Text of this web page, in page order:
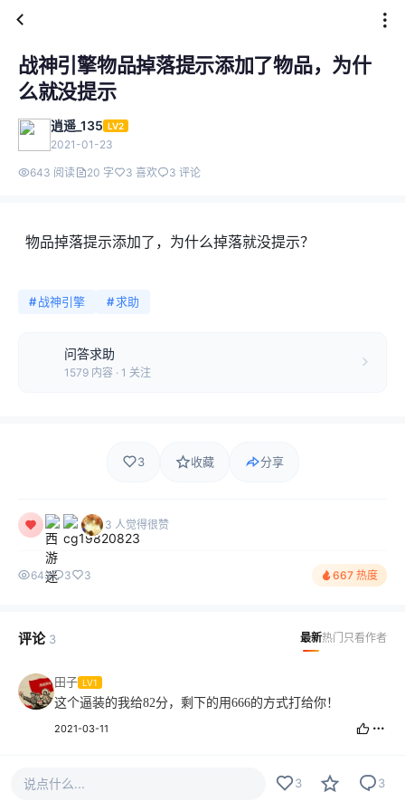
战神引擎物品掉落提示添加了物品，为什
么就没提示
逍遥_135 LV2
2021-01-23
643 阅读 20 字 3 喜欢 3 评论
物品掉落提示添加了，为什么掉落就没提示？
#战神引擎 #求助
问答求助
1579 内容 · 1 关注
3 收藏 分享
3 人觉得很赞
643 3 3 667 热度
评论 3 最新热门 只看作者
田子 LV1
这个逼装的我给82分，剩下的用666的方式打给你！
2021-03-11
水贴是注定孤独的旅行，路上少不了吐槽和嘲笑。但那又怎
说点什么... 3 3